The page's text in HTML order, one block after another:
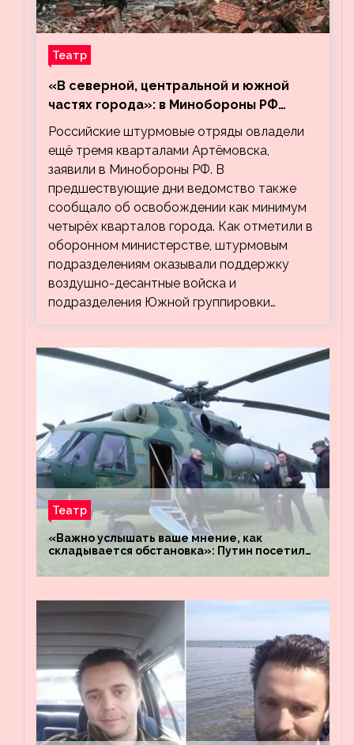
Театр
«В северной, центральной и южной
частях города»: в Минобороны РФ
заявили об освобождении ещё трёх
кварталов Артёмовска
Российские штурмовые отряды овладели
ещё тремя кварталами Артёмовска,
заявили в Минобороны РФ. В
предшествующие дни ведомство также
сообщало об освобождении как минимум
четырёх кварталов города. Как отметили в
оборонном министерстве, штурмовым
подразделениям оказывали поддержку
воздушно-десантные войска и
подразделения Южной группировки…
Театр
«Важно услышать ваше мнение, как
складывается обстановка»: Путин посетил
«Восток»